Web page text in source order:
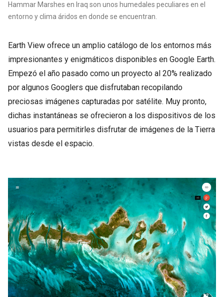
Hammar Marshes en Iraq son unos humedales peculiares en el
entorno y clima áridos en donde se encuentran.
Earth View ofrece un amplio catálogo de los entornos más
impresionantes y enigmáticos disponibles en Google Earth.
Empezó el año pasado como un proyecto al 20% realizado
por algunos Googlers que disfrutaban recopilando
preciosas imágenes capturadas por satélite. Muy pronto,
dichas instantáneas se ofrecieron a los dispositivos de los
usuarios para permitirles disfrutar de imágenes de la Tierra
vistas desde el espacio.